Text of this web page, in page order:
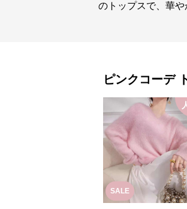
のトップスで、華や
ピンクコーデ
SALE